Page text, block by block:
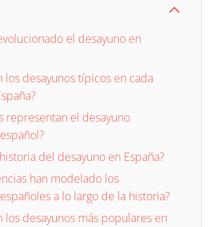
el desayuno en
los desayunos típicos en cada
representan el desayuno
del desayuno en España?
han modelado los
a lo largo de la historia?
los desayunos más populares en